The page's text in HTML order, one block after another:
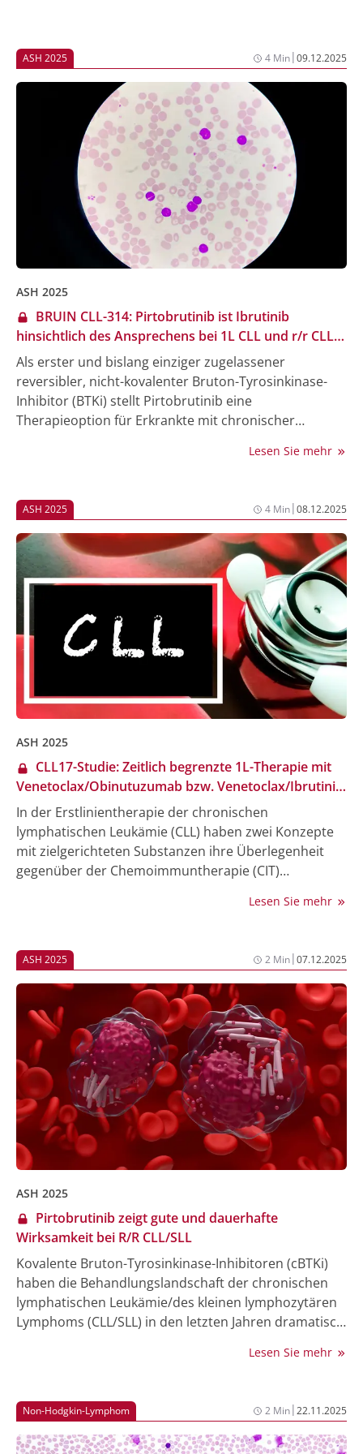
ASH 2025 4 Min|09.12.2025
ASH 2025
BRUIN CLL-314: Pirtobrutinib ist Ibrutinib
hinsichtlich des Ansprechens bei 1L CLL und r/r CLL
nicht unterlegen – früher Trend zu PFS-Vorteil
Als erster und bislang einziger zugelassener
reversibler, nicht-kovalenter Bruton-Tyrosinkinase-
Inhibitor (BTKi) stellt Pirtobrutinib eine
Therapieoption für Erkrankte mit chronischer
Behandlung mit kovalenten BTKi (cBTKi) in Folge eines
geworden sind [1]. Nun wurde die Wirksamkeit und
Sicherheit des reversiblen BTKi erstmals in der Phase-
III-Nicht-Unterlegenheitsstudie BRUIN CLL-314 im
direkten Head-to-head-Vergleich mit dem cBTKi
Ibrutinib verglichen, und zwar bei BTKi-naiven
Patient:innen mit r/r oder therapienaiver Erkrankung.
Die finale Analyse zum Ansprechen sowie erste
Analysen zum progressionsfreien Überleben (PFS)
wurden bei der Jahrestagung der American Society of
Hematology (ASH) 2025 vorgestellt [2].
Lesen Sie mehr
ASH 2025 4 Min|08.12.2025
ASH 2025
CLL17-Studie: Zeitlich begrenzte 1L-Therapie mit
Venetoclax/Obinutuzumab bzw. Venetoclax/Ibrutinib
ist Ibrutinib-Dauertherapie bei CLL nicht unterlegen
In der Erstlinientherapie der chronischen
lymphatischen Leukämie (CLL) haben zwei Konzepte
mit zielgerichteten Substanzen ihre Überlegenheit
gegenüber der Chemoimmuntherapie (CIT)
Tyrosinkinase-Inhibitoren (BTKi), die bis zur
zeitlich begrenzte Regime mit einem BCL2-Inhibitor in
Kombination mit einem Anti-CD20-Antikörper oder
einem BTKi auf der anderen Seite. Nun wurden
erstmals beide Behandlungsparadigmen in der
Phase-III-Studie CLL17 der Deutschen CLL-
Studiengruppe miteinander verglichen. Erste bei der
Jahrestagung der American Society of Hematology
(ASH) 2025 vorgestellte Ergebnisse weisen darauf hin,
dass eine zeitlich begrenzte zielgerichtete Therapie
der Dauertherapie mit dem BTKi nicht unterlegen ist
[1].
Lesen Sie mehr
ASH 2025 2 Min|07.12.2025
ASH 2025
Pirtobrutinib zeigt gute und dauerhafte
Wirksamkeit bei R/R CLL/SLL
Kovalente Bruton-Tyrosinkinase-Inhibitoren (cBTKi)
haben die Behandlungslandschaft der chronischen
lymphatischen Leukämie/des kleinen lymphozytären
Lymphoms (CLL/SLL) in den letzten Jahren dramatisch
Allerdings tritt irgendwann eine cBTKi-Resistenz oder
nicht-kovalenter BTKi, der bei Patient:innen mit
rezidivierter oder refraktärer (R/R) CLL und SLL
eingesetzt wird. Während der diesjährigen ASH-
Lesen Sie mehr
Non-Hodgkin-Lymphom 2 Min|22.11.2025